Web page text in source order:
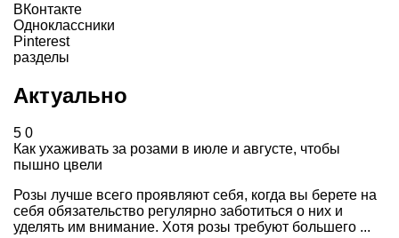
ВКонтакте
Одноклассники
Pinterest
разделы
Актуально
5 0
Как ухаживать за розами в июле и августе, чтобы
пышно цвели
Розы лучше всего проявляют себя, когда вы берете на
себя обязательство регулярно заботиться о них и
уделять им внимание. Хотя розы требуют большего ...